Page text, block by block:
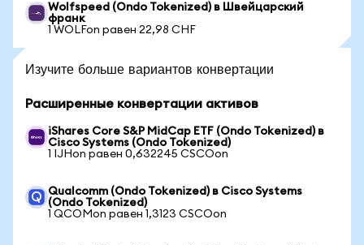
Wolfspeed (Ondo Tokenized) в Швейцарский
франк
1 WOLFon равен 22,98 CHF
Изучите больше вариантов конвертации
Расширенные конвертации активов
iShares Core S&P MidCap ETF (Ondo Tokenized) в
Cisco Systems (Ondo Tokenized)
1 IJHon равен 0,632245 CSCOon
Qualcomm (Ondo Tokenized) в Cisco Systems
(Ondo Tokenized)
1 QCOMon равен 1,3123 CSCOon